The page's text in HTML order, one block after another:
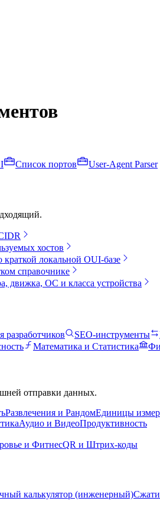
Список портов User-Agent Parser
хостов
локальной OUI-базе
справочнике
движка, ОС и класса устройства
разработчиков SEO-инструменты
Математика и Статистика
отправки данных.
Развлечения и РандомЕдиницы
Аудио и ВидеоПродуктивность
и ФитнесQR и Штрих-коды
калькулятор (инженерный)